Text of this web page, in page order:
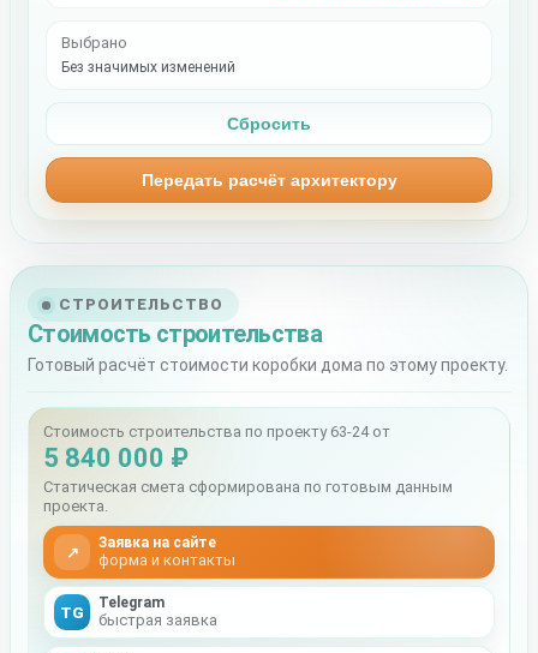
СТРОИТЕЛЬСТВО
Стоимость строительства
Готовый расчёт стоимости коробки дома по этому проекту.
Стоимость строительства по проекту 63-24 от
5 840 000 ₽
Статическая смета сформирована по готовым данным
проекта.
↗
Заявка на сайте
форма и контакты
TG
Telegram
быстрая заявка
Выбрано
Без значимых изменений
Сбросить
Передать расчёт архитектору